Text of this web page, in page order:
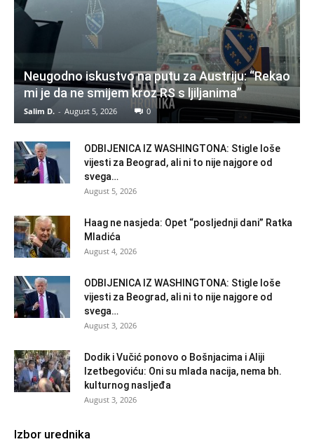
Neugodno iskustvo na putu za Austriju: “Rekao
mi je da ne smijem kroz RS s ljiljanima”
Salim D. - August 5, 2026 0
ODBIJENICA IZ WASHINGTONA: Stigle loše
vijesti za Beograd, ali ni to nije najgore od
svega…
August 5, 2026
Haag ne nasjeda: Opet “posljednji dani” Ratka
Mladića
August 4, 2026
ODBIJENICA IZ WASHINGTONA: Stigle loše
vijesti za Beograd, ali ni to nije najgore od
svega…
August 3, 2026
Dodik i Vučić ponovo o Bošnjacima i Aliji
Izetbegoviću: Oni su mlada nacija, nema bh.
kulturnog nasljeđa
August 3, 2026
Izbor urednika